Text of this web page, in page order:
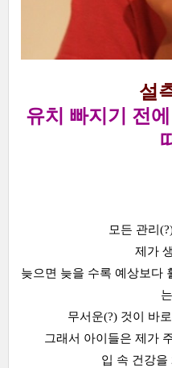
설
유치 빠지기 전
모든 관리
제가
늦으면 늦을 수록 예상보다
무서운(?) 것이 바
그래서 아이들은 제가
입 속 건강을